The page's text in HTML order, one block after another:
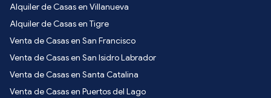
Alquiler de Casas en Villanueva
Alquiler de Casas en Tigre
Venta de Casas en San Francisco
Venta de Casas en San Isidro Labrador
Venta de Casas en Santa Catalina
Venta de Casas en Puertos del Lago